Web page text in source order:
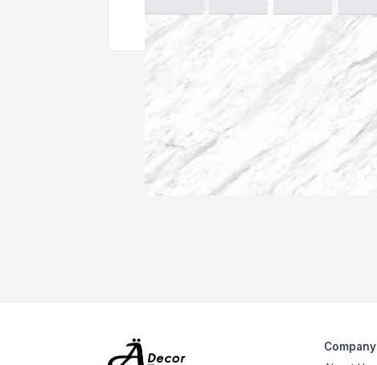
Company